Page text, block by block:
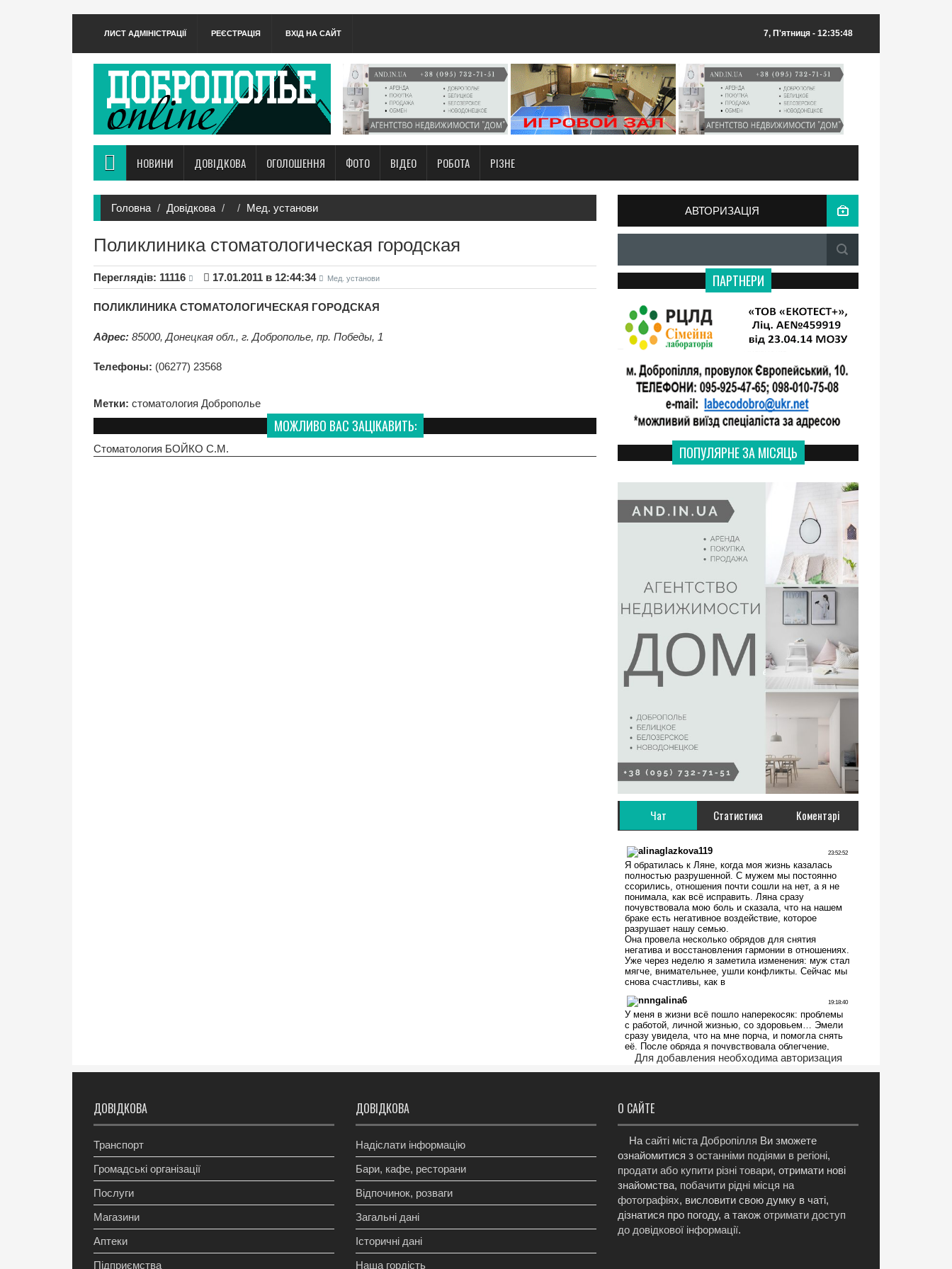
ЛИСТ АДМІНІСТРАЦІЇ РЕЄСТРАЦІЯ ВХІД НА САЙТ 7, П'ятниця - 12:35:48
НОВИНИ ДОВІДКОВА ОГОЛОШЕННЯ ФОТО ВІДЕО РОБОТА РІЗНЕ
Головна Довідкова Мед. установи
Поликлиника стоматологическая городская
Переглядiв: 11116 17.01.2011 в 12:44:34 Мед. установи
ПОЛИКЛИНИКА СТОМАТОЛОГИЧЕСКАЯ ГОРОДСКАЯ
Адрес: 85000, Донецкая обл., г. Доброполье, пр. Победы, 1
Телефоны: (06277) 23568
Метки: стоматология Доброполье
МОЖЛИВО ВАС ЗАЦІКАВИТЬ:
Стоматология БОЙКО С.М.
АВТОРИЗАЦІЯ
ПАРТНЕРИ
ПОПУЛЯРНЕ ЗА МІСЯЦЬ
Чат Статистика Коментарі
Для добавления необходима авторизация
ДОВІДКОВА
Транспорт
Громадські організації
Послуги
Магазини
Аптеки
Підприємства
ДОВІДКОВА
Надіслати інформацію
Бари, кафе, ресторани
Відпочинок, розваги
Загальні дані
Історичні дані
Наша гордість
О САЙТЕ
На сайті міста Добропілля Ви зможете
ознайомитися з останніми подіями в регіоні,
продати або купити різні товари, отримати нові
знайомства, побачити рідні місця на
фотографіях, висловити свою думку в чаті,
дізнатися про погоду, а також отримати доступ
до довідкової інформації.